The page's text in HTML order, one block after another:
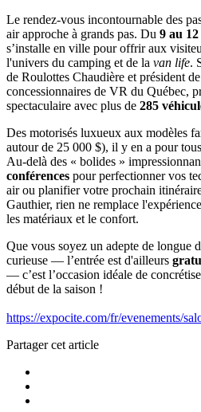
Le rendez-vous incontournable des
air approche à grands pas. Du 9 au
s’installe en ville pour offrir aux
l'univers du camping et de la van life.
de Roulottes Chaudière et président
concessionnaires de VR du Québec,
spectaculaire avec plus de 285
Des motorisés luxueux aux modèles
autour de 25 000 $), il y en a pour
Au-delà des « bolides »
conférences pour perfectionner vos
air ou planifier votre prochain
Gauthier, rien ne remplace
les matériaux et le confort.
Que vous soyez un adepte de longue
curieuse — l’entrée est d'ailleurs
— c’est l’occasion idéale de
début de la saison !
https://expocite.com/fr/evenements/
Partager cet article